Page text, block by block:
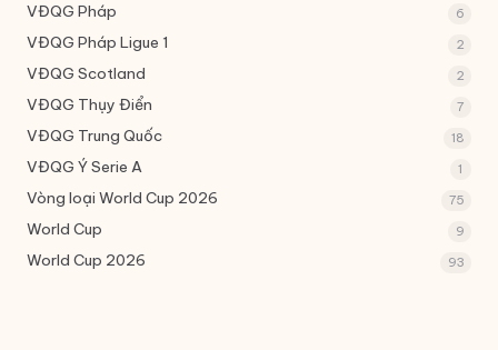
VĐQG Pháp 6
VĐQG Pháp Ligue 1 2
VĐQG Scotland 2
VĐQG Thụy Điển 7
VĐQG Trung Quốc 18
VĐQG ÝSerie A 1
Vòng loại World Cup 2026 75
World Cup 9
World Cup 2026 93